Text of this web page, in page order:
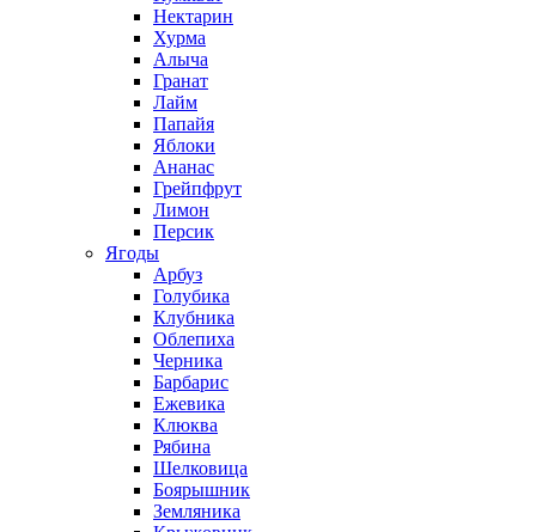
Нектарин
Хурма
Алыча
Гранат
Лайм
Папайя
Яблоки
Ананас
Грейпфрут
Лимон
Персик
Ягоды
Арбуз
Голубика
Клубника
Облепиха
Черника
Барбарис
Ежевика
Клюква
Рябина
Шелковица
Боярышник
Земляника